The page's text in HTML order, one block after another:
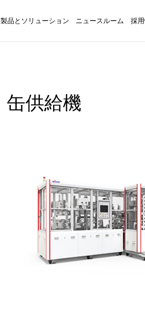
製品とソリューション ニュースルーム 採
缶供給機